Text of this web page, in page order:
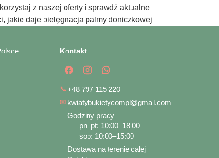
z naszej oferty i sprawdź aktualne
jakie daje pielęgnacja palmy doniczkowej.
Kontakt
📞+48 797 115 220
✉ kwiatybukietycompl@gmail.com
Godziny pracy
pn–pt: 10:00–18:00
sob: 10:00–15:00
Dostawa na terenie całej